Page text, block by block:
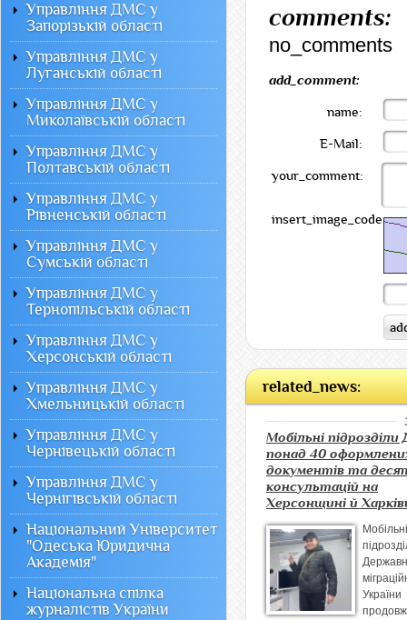
comments:
no_comments
add_comment:
name:
E-Mail:
your_comment:
insert_image_code:
related_news:
Мобільні
понад 40
документів та
консультацій на
Херсонщині й
Мобільні
України
Управління ДМС у
Запорізькій області
Управління ДМС у
Луганській області
Управління ДМС у
Миколаївській області
Управління ДМС у
Полтавській області
Управління ДМС у
Рівненській області
Управління ДМС у
Сумській області
Управління ДМС у
Тернопільській області
Управління ДМС у
Херсонській області
Управління ДМС у
Хмельницькій області
Управління ДМС у
Чернівецькій області
Управління ДМС у
Чернігівській області
Національний Університет
"Одеська Юридична
Академія"
Національна спілка
журналістів України